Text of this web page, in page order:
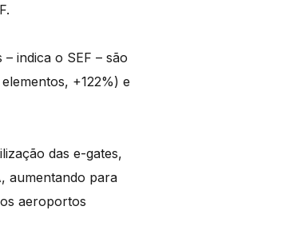
indica o SEF – são
+122%) e
das e-gates,
aumentando para
aeroportos